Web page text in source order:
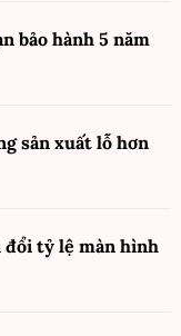
bảo hành 5 năm
sản xuất lỗ hơn
đổi tỷ lệ màn hình